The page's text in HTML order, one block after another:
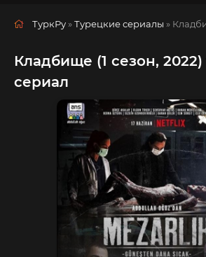
ТуркРу »Турецкие сериалы »
Кладбище (1 сезон,
сериал